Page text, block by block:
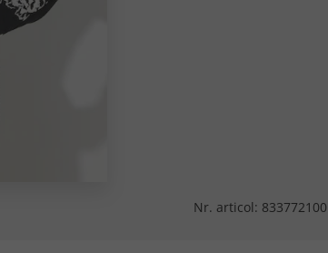
Nr. articol: 833772100